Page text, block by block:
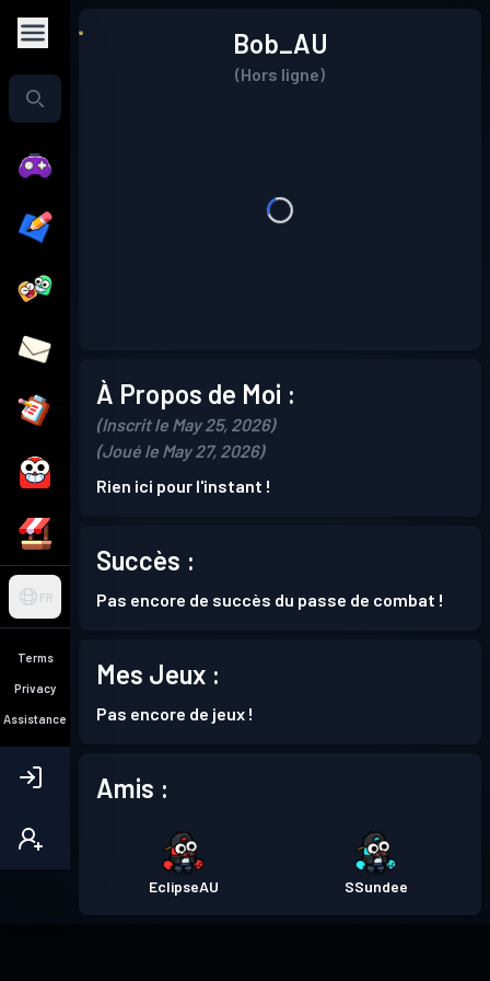
FR
Terms
Privacy
Assistance
Bob_AU
(Hors ligne)
À Propos de Moi :
(Inscrit le May 25, 2026)
(Joué le May 27, 2026)
Rien ici pour l'instant !
Succès :
Pas encore de succès du passe de combat !
Mes Jeux :
Pas encore de jeux !
Amis :
EclipseAU SSundee